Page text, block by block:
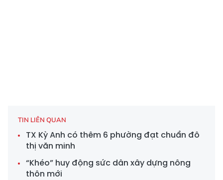
TIN LIÊN QUAN
TX Kỳ Anh có thêm 6 phường đạt chuẩn đô
thị văn minh
“Khéo” huy động sức dân xây dựng nông
thôn mới